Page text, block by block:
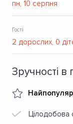
Гості
Зручності в
Цілодобова